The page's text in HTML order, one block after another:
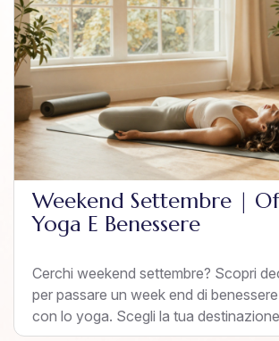
Weekend Settembre |
Yoga E Benessere
Cerchi weekend settembre? Scopri
per passare un week end di
con lo yoga. Scegli la tua